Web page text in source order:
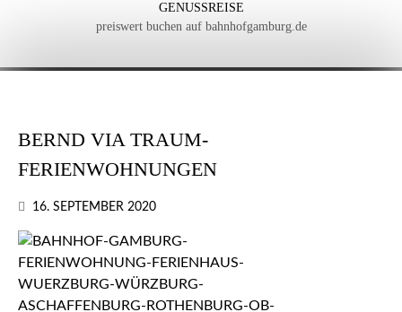
GENUSSREISE
preiswert buchen auf bahnhofgamburg.de
BERND VIA TRAUM-
FERIENWOHNUNGEN
16. SEPTEMBER 2020